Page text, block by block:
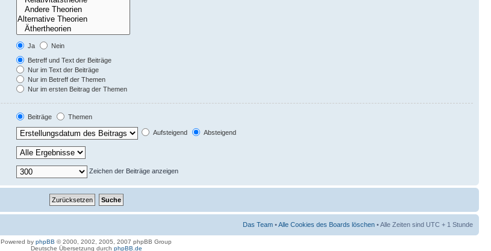
Ja
Nein
Betreff und Text der Beiträge
Nur im Text der Beiträge
Nur im Betreff der Themen
Nur im ersten Beitrag der Themen
Beiträge
Themen
Aufsteigend Absteigend
Zeichen der Beiträge anzeigen
Das Team •Alle Cookies des Boards löschen • Alle Zeiten sind UTC + 1 Stunde
Powered by phpBB © 2000, 2002, 2005, 2007 phpBB Group
Deutsche Übersetzung durch phpBB.de